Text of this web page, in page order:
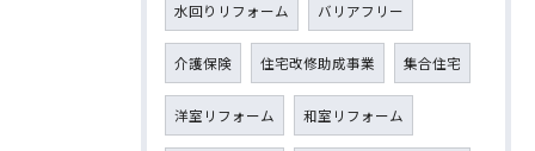
水回りリフォーム バリアフリー
介護保険 住宅改修助成事業 集合住宅
洋室リフォーム 和室リフォーム